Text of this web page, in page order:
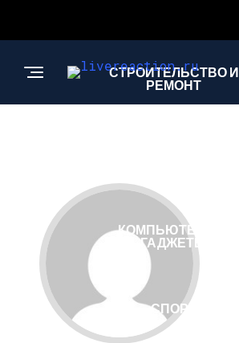
СТРОИТЕЛЬСТВО И
РЕМОНТ
КОМПЬЮТЕРЫ И
ГАДЖЕТЫ
СПОРТ